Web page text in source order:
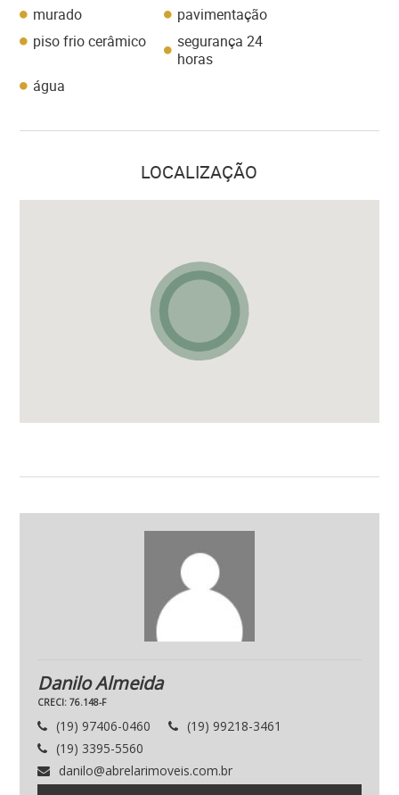
murado
pavimentação
piso frio cerâmico
segurança 24
horas
água
LOCALIZAÇÃO
Danilo Almeida
CRECI: 76.148-F
(19) 97406-0460
(19) 99218-3461
(19) 3395-5560
danilo@abrelarimoveis.com.br